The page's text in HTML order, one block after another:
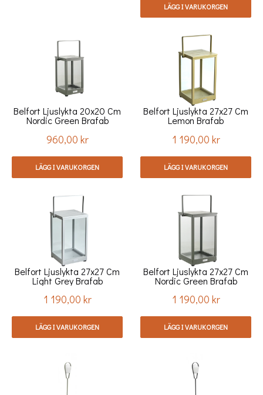
LÄGG I VARUKORGEN
Belfort Ljuslykta 20x20 Cm
Nordic Green Brafab
Pris
960,00 kr
LÄGG I VARUKORGEN
Belfort Ljuslykta 27x27 Cm
Lemon Brafab
Pris
1 190,00 kr
LÄGG I VARUKORGEN
Belfort Ljuslykta 27x27 Cm
Light Grey Brafab
Pris
1 190,00 kr
LÄGG I VARUKORGEN
Belfort Ljuslykta 27x27 Cm
Nordic Green Brafab
Pris
1 190,00 kr
LÄGG I VARUKORGEN